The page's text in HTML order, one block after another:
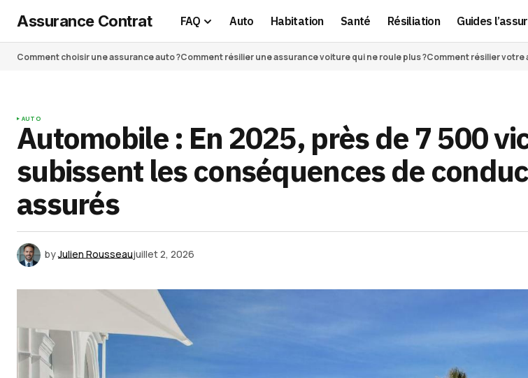
Assurance Contrat FAQ Auto Habitation Santé Résiliation Guides
Comment choisir une assurance auto ?Comment résilier une assurance voiture qui ne roule plus ?Comment résilier votre
AUTO
Automobile : En 2025, près de 7 500
subissent les conséquences de
assurés
byJulien Rousseaujuillet 2, 2026